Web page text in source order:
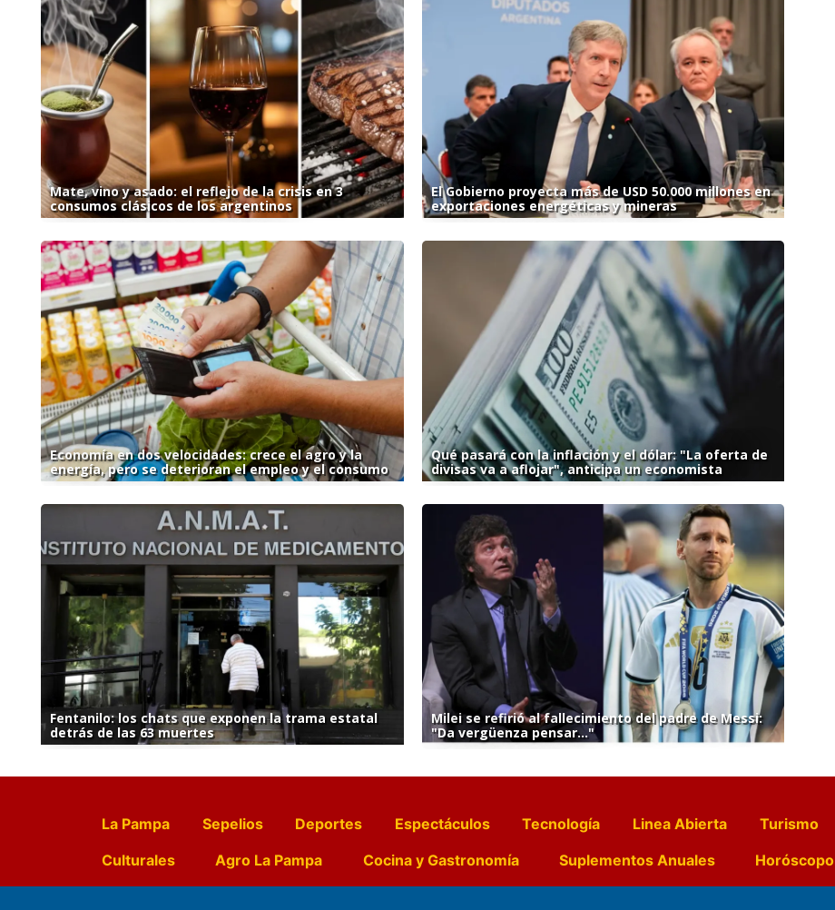
Mate, vino y asado: el reflejo de la crisis en 3
consumos clásicos de los argentinos
El Gobierno proyecta más de USD 50.000 millones en
exportaciones energéticas y mineras
Economía en dos velocidades: crece el agro y la
energía, pero se deterioran el empleo y el consumo
Qué pasará con la inflación y el dólar: "La oferta de
divisas va a aflojar", anticipa un economista
Fentanilo: los chats que exponen la trama estatal
detrás de las 63 muertes
Milei se refirió al fallecimiento del padre de Messi:
"Da vergüenza pensar..."
La Pampa Sepelios Deportes Espectáculos Tecnología Linea Abierta Turismo
Culturales
Agro La Pampa Cocina y Gastronomía Suplementos Anuales Horóscopo